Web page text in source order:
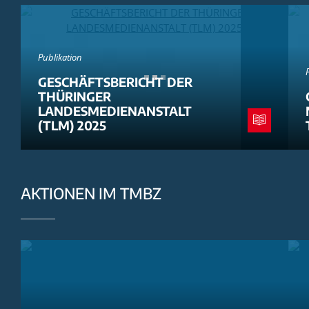
Publikation
GESCHÄFTSBERICHT DER
THÜRINGER
LANDESMEDIENANSTALT
(TLM) 2025
AKTIONEN IM TMBZ